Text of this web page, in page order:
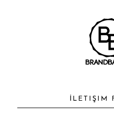
İLETIŞIM